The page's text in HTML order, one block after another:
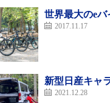
ヤマハ・パスシティV（ノ
世界最大のe
2017.11.17
新型日産キャ
2021.12.28